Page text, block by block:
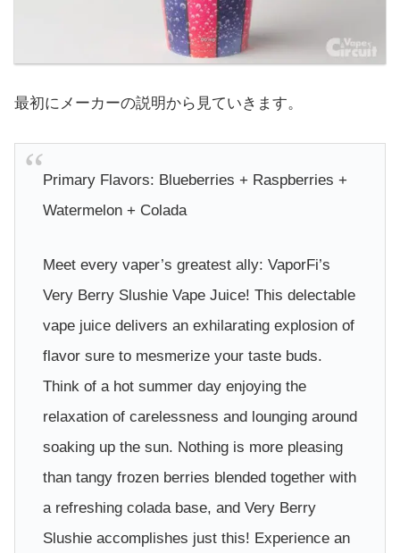
最初にメーカーの説明から見ていきます。
Primary Flavors: Blueberries + Raspberries +
Watermelon + Colada
Meet every vaper’s greatest ally: VaporFi’s
Very Berry Slushie Vape Juice! This delectable
vape juice delivers an exhilarating explosion of
flavor sure to mesmerize your taste buds.
Think of a hot summer day enjoying the
relaxation of carelessness and lounging around
soaking up the sun. Nothing is more pleasing
than tangy frozen berries blended together with
a refreshing colada base, and Very Berry
Slushie accomplishes just this! Experience an